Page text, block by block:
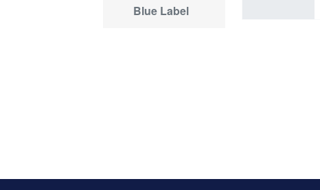
Blue Label